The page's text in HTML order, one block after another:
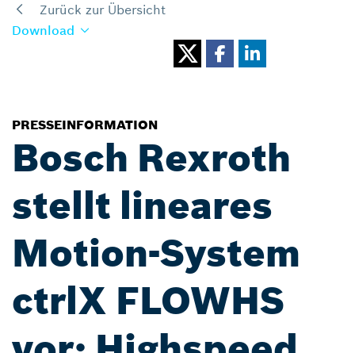
Zurück zur Übersicht
Download
PRESSEINFORMATION
Bosch Rexroth
stellt lineares
Motion-System
ctrlX FLOWHS